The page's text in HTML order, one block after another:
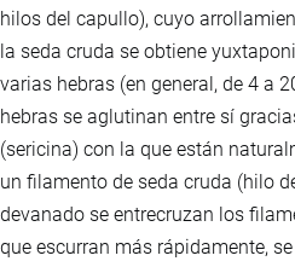
hilos del capullo), cuyo
la seda cruda se obtiene
varias hebras (en general, de 4 a
hebras se aglutinan entre sí
(sericina) con la que están
un filamento de seda cruda (hilo
devanado se entrecruzan los
que escurran más rápidamente,